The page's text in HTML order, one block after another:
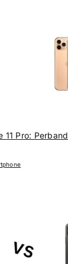
11 Pro: